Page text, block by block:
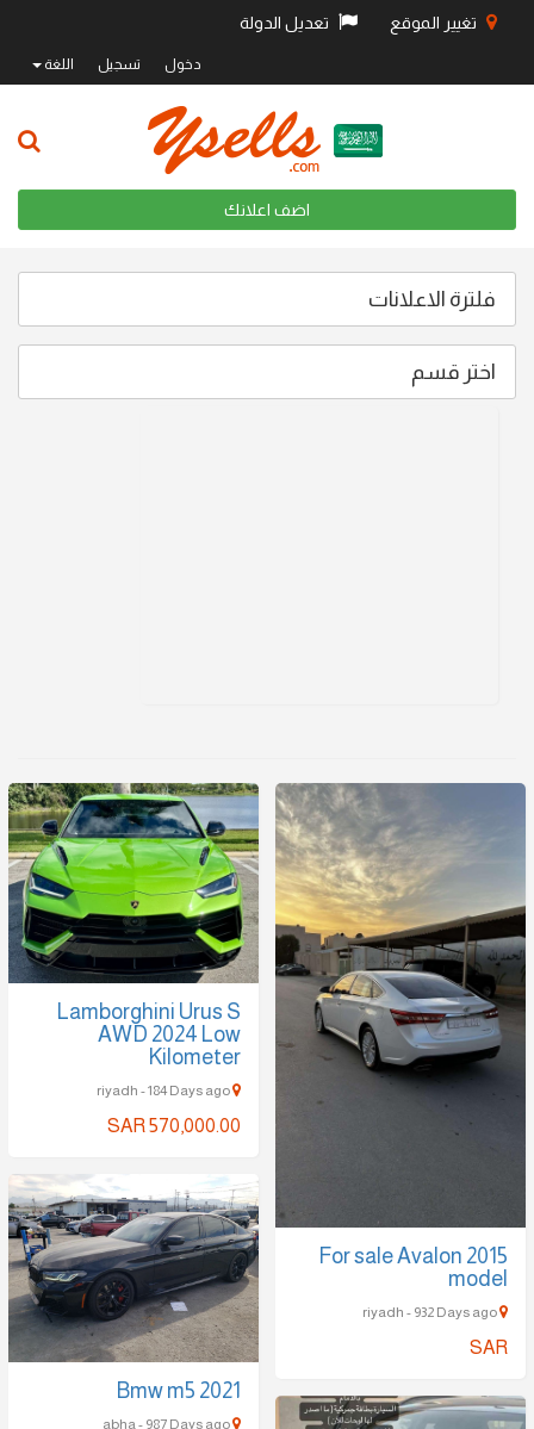
تغيير الموقع تعديل الدولة
دخول تسجيل اللغة
اضف اعلانك
فلترة الاعلانات
اختر قسم
Lamborghini Urus S
AWD 2024 Low
Kilometer
SAR 570,000.00
For sale Avalon 2015
model
SAR
Bmw m5 2021